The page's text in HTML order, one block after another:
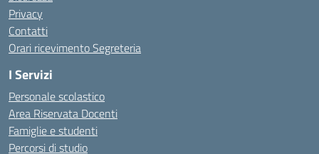
Privacy
Contatti
Orari ricevimento Segreteria
I Servizi
Personale scolastico
Area Riservata Docenti
Famiglie e studenti
Percorsi di studio